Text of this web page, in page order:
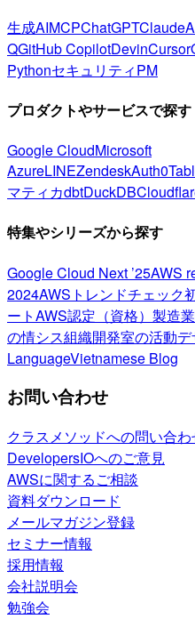
生成AIMCPChatGPTClaude
QGitHub CopilotDevinCursor
PythonセキュリティPM
プロダクトやサービスで探す
Google CloudMicrosoft
AzureLINEZendeskAuth0
マティカdbtDuckDB
特集やシリーズから探す
Google Cloud Next ’25AWS
2024AWSトレンドチェック
ートAWS認定（資格） 製造
の情シス組織開発室の活動
LanguageVietnamese Blog
お問い合わせ
クラスメソッドへの問い合
DevelopersIOへのご意見
AWSに関するご相談
資料ダウンロード
メールマガジン登録
セミナー情報
採用情報
会社説明会
勉強会